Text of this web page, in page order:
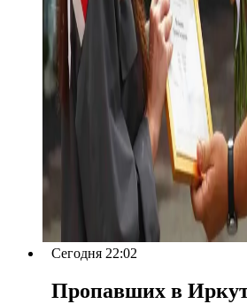
Сегодня 22:02
Пропавших в